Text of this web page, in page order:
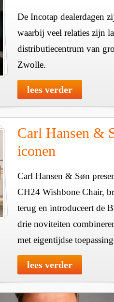
De Incotap dealerdagen
waarbij veel relaties zijn
distributiecentrum van
Zwolle.
lees verder
Carl Hansen &
iconen
Carl Hansen & Søn
CH24 Wishbone Chair,
terug en introduceert de
drie noviteiten
met eigentijdse
lees verder